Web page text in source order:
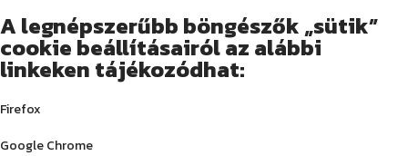
A legnépszerűbb böngészők „sütik”
cookie beállításairól az alábbi
linkeken tájékozódhat:
Firefox
Google Chrome